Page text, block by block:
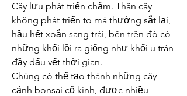
Cây lựu phát triển chậm. Thân cây
không phát triển to mà thường sắt lại,
hầu hết xoắn sang trái, bên trên đó có
những khối lồi ra giống như khối u tràn
đầy dấu vết thời gian.
Chúng có thể tạo thành những cây
cảnh bonsai cổ kính, được nhiều